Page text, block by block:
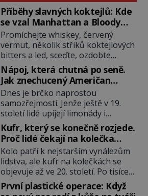
Příběhy slavných koktejlů: Kde
se vzal Manhattan a Bloody
Mary?
Promíchejte whiskey, červený
vermut, několik střiků koktejlových
bitters a led, sceďte, ozdobte
koktejlovou třešinkou a tadá…
Manhattan je tu! A pokud to má být
skutečně on, dejte si pozor, ať
místo klasické americké rye
whiskey či klidně bourbonu
nepoužijete skotskou whisku. Co
se stane? Inu, koktejl bude stále
skvělý, ale už to nebude
Manhattan ale […]
Nápoj, která chutná po seně.
Jak znechucený Američan
vymyslel brčko
Dnes je brčko naprostou
samozřejmostí. Jenže ještě v 19.
století lidé upíjejí limonády i
koktejly dutými stébly žita nebo
žitné slámy. Fungují sice dobře,
mají ale jednu nepříjemnou
vlastnost po chvíli se rozmáčejí a
nápoji dodávají travnatou příchuť.
Právě tahle drobná nepříjemnost
přivede amerického výrobce
Kufr, který se konečně rozjede.
Proč lidé čekají na kolečka
téměř pět tisíc let?
Kolo patří k nejstarším vynálezům
lidstva, ale kufr na kolečkách se
objevuje až ve 20. století. Po tisíce
let lidé vláčejí těžká zavazadla v
rukou, na zádech nebo je nakládají
První plastické operace: Když